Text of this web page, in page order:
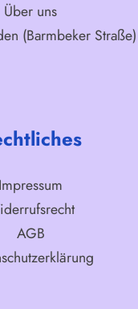
Über uns
(Barmbeker Straße)
Impressum
AGB